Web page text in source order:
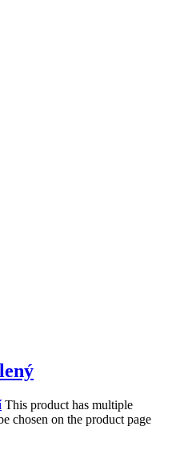
This product has multiple
chosen on the product page